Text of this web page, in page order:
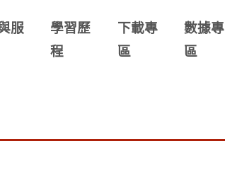
服
學習歷
程
下載專
區
數據專
區